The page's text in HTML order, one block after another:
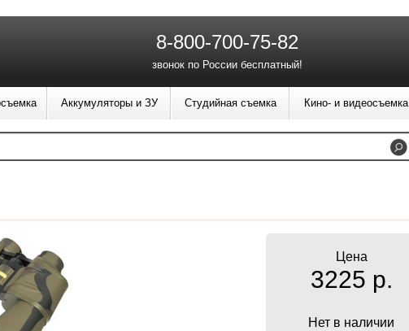
Цена
3225 р.
Нет в наличии
8-800-700-75-82
звонок по России бесплатный!
Аккумуляторы и ЗУ Студийная съемка Кино- и видеосъемка